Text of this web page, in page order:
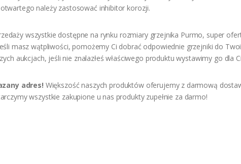
należy zastosować inhibitor korozji.
wszystkie dostępne na rynku rozmiary grzejnika Purmo, super
masz wątpliwości, pomożemy Ci dobrać odpowiednie grzejniki do
aukcjach, jeśli nie znalazłeś właściwego produktu wystawimy go dla
adres! Większość naszych produktów oferujemy z darmową
wszystkie zakupione u nas produkty zupełnie za darmo!